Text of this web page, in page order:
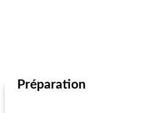
Préparation